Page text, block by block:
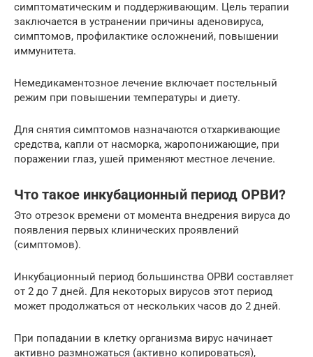
симптоматическим и поддерживающим. Цель терапии
заключается в устранении причины аденовируса,
симптомов, профилактике осложнений, повышении
иммунитета.
Немедикаментозное лечение включает постельный
режим при повышении температуры и диету.
Для снятия симптомов назначаются отхаркивающие
средства, капли от насморка, жаропонижающие, при
поражении глаз, ушей применяют местное лечение.
Что такое инкубационный период ОРВИ?
Это отрезок времени от момента внедрения вируса до
появления первых клинических проявлений
(симптомов).
Инкубационный период большинства ОРВИ составляет
от 2 до 7 дней. Для некоторых вирусов этот период
может продолжаться от нескольких часов до 2 дней.
При попадании в клетку организма вирус начинает
активно размножаться (активно копироваться),